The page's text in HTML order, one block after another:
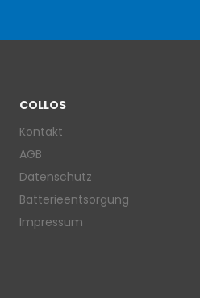
COLLOS
Kontakt
AGB
Datenschutz
Batterieentsorgung
Impressum